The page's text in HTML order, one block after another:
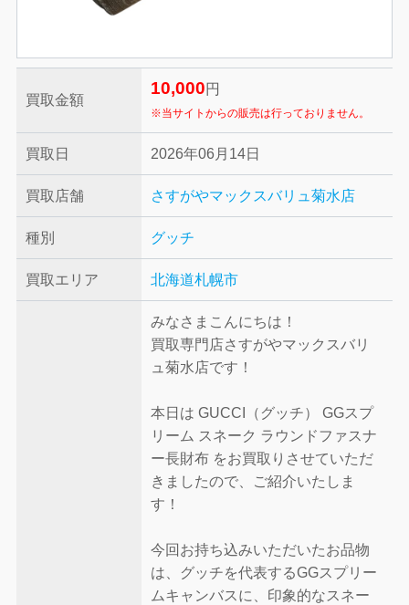
買取金額
10,000 円
※当サイトからの販売は行っておりません。
買取日 2026年06月14日
買取店舗 さすがやマックスバリュ菊水店
種別 グッチ
買取エリア 北海道札幌市
みなさまこんにちは！
買取専門店さすがやマックスバリ
ュ菊水店です！
本日は GUCCI（グッチ） GGスプ
リーム スネーク ラウンドファスナ
ー長財布 をお買取りさせていただ
きましたので、ご紹介いたしま
す！
今回お持ち込みいただいたお品物
は、グッチを代表するGGスプリー
ムキャンバスに、印象的なスネー